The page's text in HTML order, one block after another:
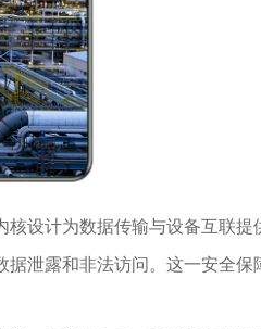
设计为数据传输与设备互联
泄露和非法访问。这一安全